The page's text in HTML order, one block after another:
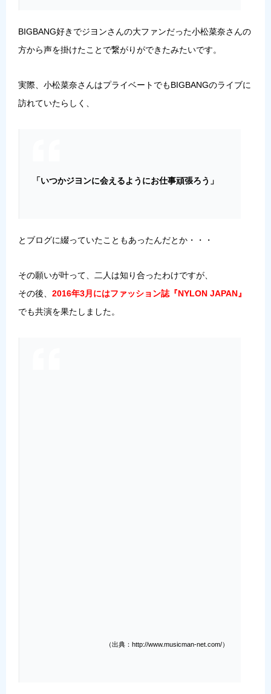
BIGBANG好きでジヨンさんの大ファンだった小松菜奈さんの
方から声を掛けたことで繋がりができたみたいです。
実際、小松菜奈さんはプライベートでもBIGBANGのライブに
訪れていたらしく、
「いつかジヨンに会えるようにお仕事頑張ろう」
とブログに綴っていたこともあったんだとか・・・
その願いが叶って、二人は知り合ったわけですが、
その後、 2016年3月にはファッション誌『NYLON JAPAN』
でも共演を果たしました。
（出典：http://www.musicman-net.com/）